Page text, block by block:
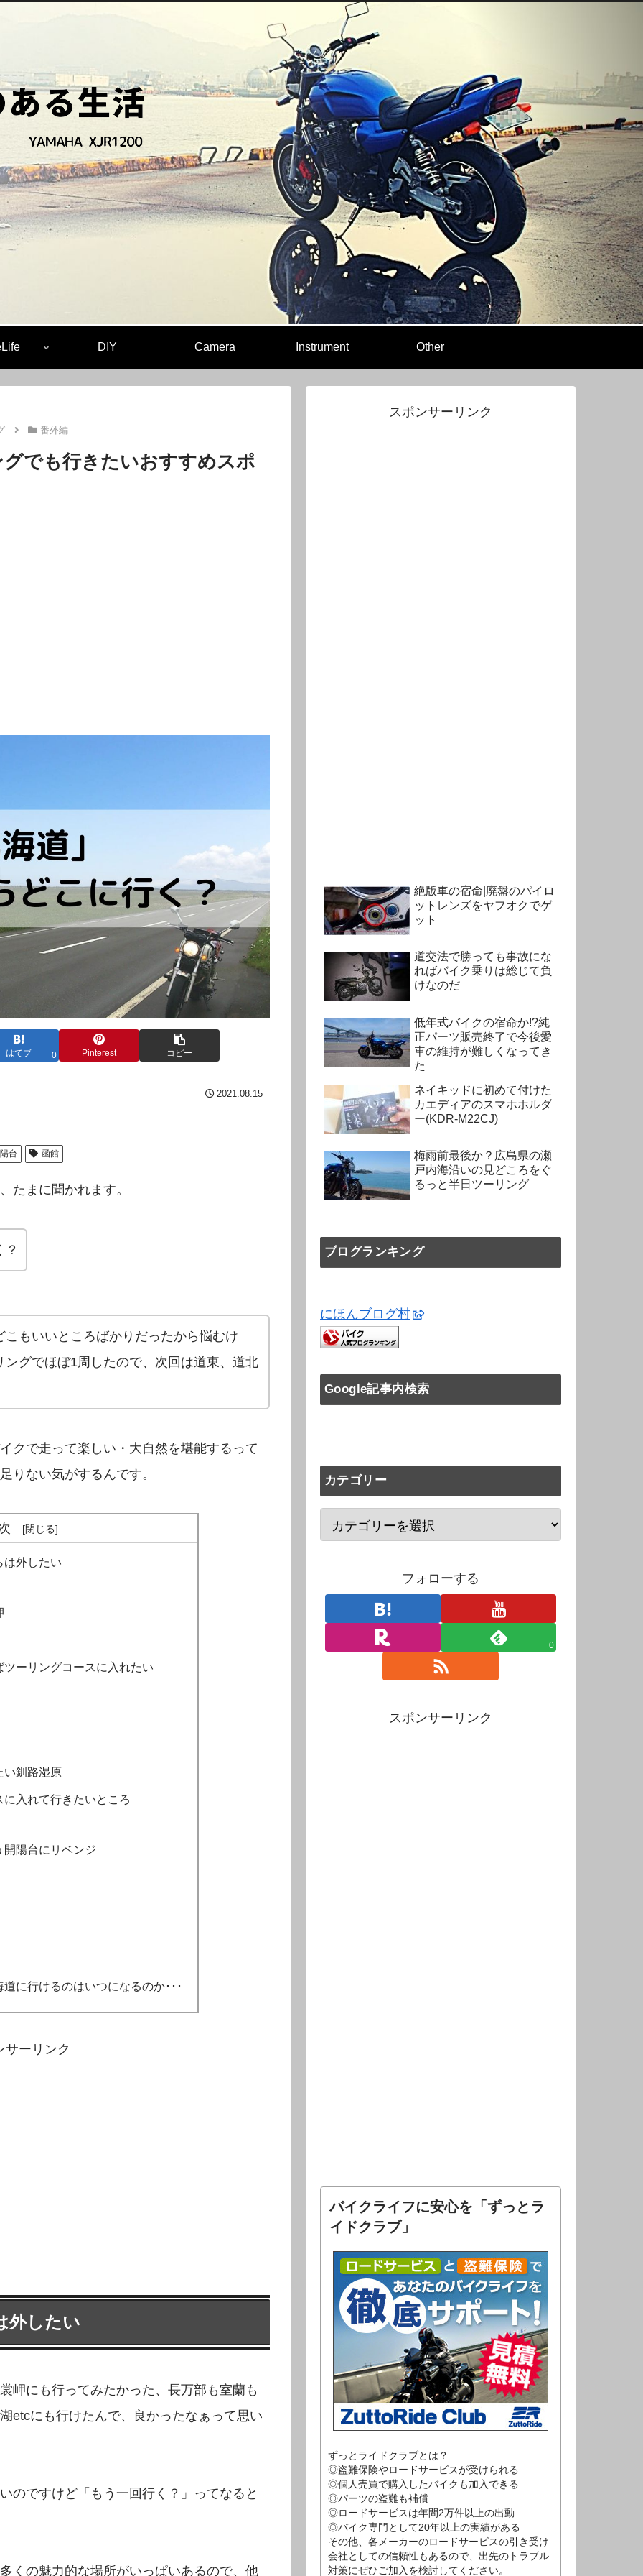
DIY Camera Instrument Other
番外編
でも行きたいおすすめスポ
はてブ 0 Pinterest コピー
2021.08.15
台 函館
たまに聞かれます。
もいいところばかりだったから悩むけ
グでほぼ1周したので、次回は道東、道北
クで走って楽しい・大自然を堪能するって
りない気がするんです。
は外したい
ーリングコースに入れたい
い釧路湿原
入れて行きたいところ
陽台にリベンジ
に行けるのはいつになるのか･･･
サーリンク
外したい
岬にも行ってみたかった、長万部も室蘭も
etcにも行けたんで、良かったなぁって思い
のですけど「もう一回行く？」ってなると
くの魅力的な場所がいっぱいあるので、他
スポンサーリンク
絶版車の宿命|廃盤のパイロ
ットレンズをヤフオクでゲ
ット
道交法で勝っても事故にな
ればバイク乗りは総じて負
けなのだ
低年式バイクの宿命か!?純
正パーツ販売終了で今後愛
車の維持が難しくなってき
た
ネイキッドに初めて付けた
カエディアのスマホホルダ
ー(KDR-M22CJ)
梅雨前最後か？広島県の瀬
戸内海沿いの見どころをぐ
るっと半日ツーリング
ブログランキング
にほんブログ村
Google記事内検索
カテゴリー
フォローする
0
スポンサーリンク
バイクライフに安心を「ずっとラ
イドクラブ」
ずっとライドクラブとは？
◎盗難保険やロードサービスが受けられる
◎個人売買で購入したバイクも加入できる
◎パーツの盗難も補償
◎ロードサービスは年間2万件以上の出動
◎バイク専門として20年以上の実績がある
その他、各メーカーのロードサービスの引き受け
会社としての信頼性もあるので、出先のトラブル
対策にぜひご加入を検討してください。